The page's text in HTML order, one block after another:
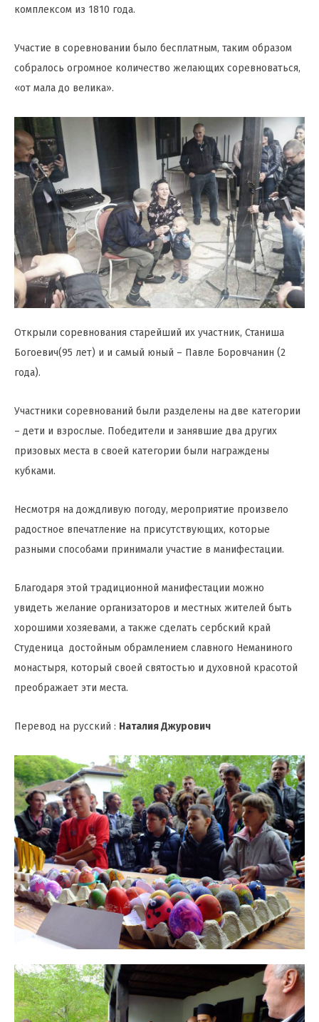
комплексом из 1810 года.
Участие в соревновании было бесплатным, таким образом
собралось огромное количество желающих соревноваться,
«от мала до велика».
Открыли соревнования старейший их участник, Станиша
Богоевич(95 лет) и и самый юный – Павле Боровчанин (2
года).
Участники соревнований были разделены на две категории
– дети и взрослые. Победители и занявшие два других
призовых места в своей категории были награждены
кубками.
Несмотря на дождливую погоду, мероприятие произвело
радостное впечатление на присутствующих, которые
разными способами принимали участие в манифестации.
Благодаря этой традиционной манифестации можно
увидеть желание организаторов и местных жителей быть
хорошими хозяевами, а также сделать сербский край
Студеница достойным обрамлением славного Неманиного
монастыря, который своей святостью и духовной красотой
преображает эти места.
Перевод на русский : Наталия Джурович